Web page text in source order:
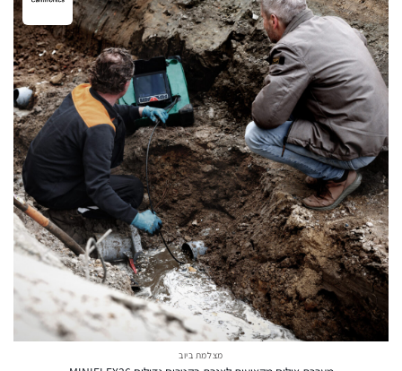
מצלמת ביוב